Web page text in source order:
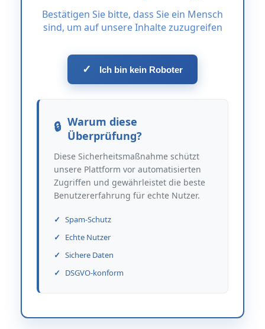
Bestätigen Sie bitte, dass Sie ein Mensch
sind, um auf unsere Inhalte zuzugreifen
✓ Ich bin kein Roboter
Warum diese
Überprüfung?
Diese Sicherheitsmaßnahme schützt
unsere Plattform vor automatisierten
Zugriffen und gewährleistet die beste
Benutzererfahrung für echte Nutzer.
Spam-Schutz
Echte Nutzer
Sichere Daten
DSGVO-konform